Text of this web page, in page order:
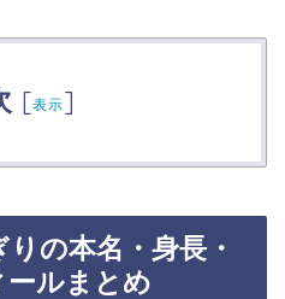
[表示]
の本名・身長・
ルまとめ